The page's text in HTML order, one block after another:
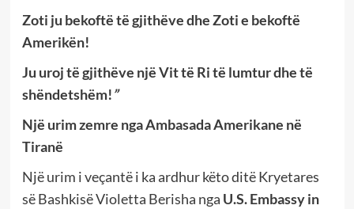
Zoti ju bekoftë të gjithëve dhe Zoti e bekoftë
Amerikën!
Ju uroj të gjithëve një Vit të Ri të lumtur dhe të
shëndetshëm!”
Një urim zemre nga Ambasada Amerikane në
Tiranë
Një urim i veçantë i ka ardhur këto ditë Kryetares
së Bashkisë Violetta Berisha nga U.S. Embassy in